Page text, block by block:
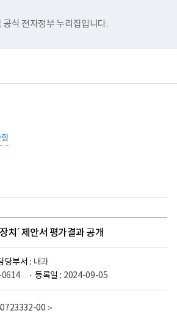
공식 전자정부 누리집입니다.
검
치´ 제안서 평가결과 공개
당부서 : 내과
등록일 : 2024-09-05
00＞